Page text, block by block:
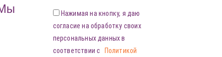
Нажимая на кнопку, я даю
согласие на обработку своих
персональных данных в
соответствии с
Политикой